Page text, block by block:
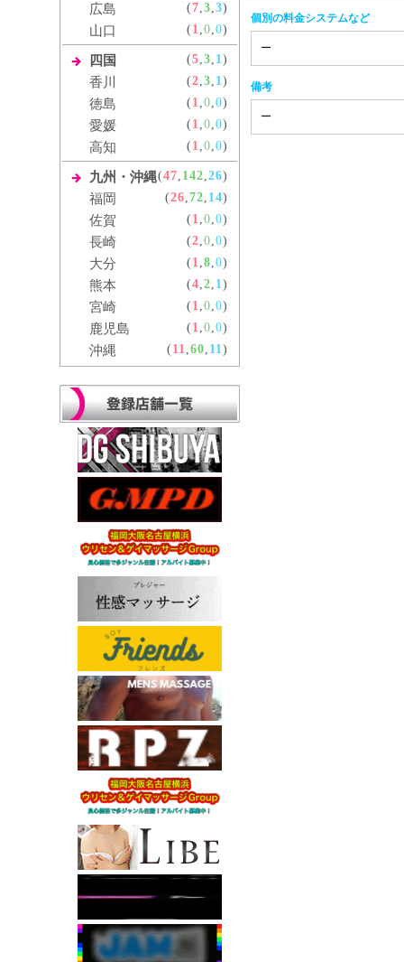
広島 (7,3,3)
山口 ( 1,0,0)
四国 (5,3, 1)
香川 (2,3, 1)
徳島 ( 1,0,0)
愛媛 ( 1,0,0)
高知 ( 1,0,0)
九州・沖縄(47, 142,26)
福岡 (26,72, 14)
佐賀 ( 1,0,0)
長崎 (2,0,0)
大分 ( 1,8,0)
熊本 (4,2, 1)
宮崎 ( 1,0,0)
鹿児島 ( 1,0,0)
沖縄 ( 11,60, 11)
個別の料金システムなど
ー
備考
ー